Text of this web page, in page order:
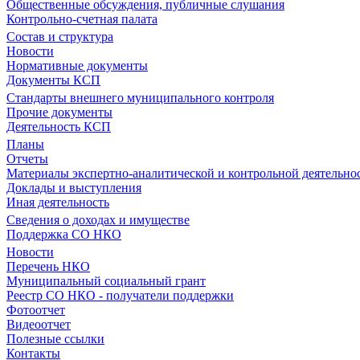
Общественные обсуждения, публичные слушания
Контрольно-счетная палата
Состав и структура
Новости
Нормативные документы
Документы КСП
Стандарты внешнего муниципального контроля
Прочие документы
Деятельность КСП
Планы
Отчеты
Материалы экспертно-аналитической и контрольной
Доклады и выступления
Иная деятельность
Сведения о доходах и имуществе
Поддержка СО НКО
Новости
Перечень НКО
Муниципальный социальный грант
Реестр СО НКО - получатели поддержки
Фотоотчет
Видеоотчет
Полезные ссылки
Контакты